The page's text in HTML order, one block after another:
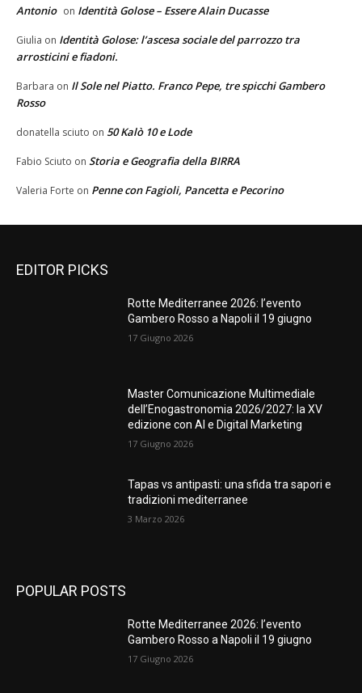
Antonio on Identità Golose – Essere Alain Ducasse
Giulia on Identità Golose: l’ascesa sociale del parrozzo tra
arrosticini e fiadoni.
Barbara on Il Sole nel Piatto. Franco Pepe, tre spicchi Gambero
Rosso
donatella sciuto on 50 Kalò 10 e Lode
Fabio Sciuto on Storia e Geografia della BIRRA
Valeria Forte on Penne con Fagioli, Pancetta e Pecorino
EDITOR PICKS
Rotte Mediterranee 2026: l’evento
Gambero Rosso a Napoli il 19 giugno
17 Giugno 2026
Master Comunicazione Multimediale
dell’Enogastronomia 2026/2027: la XV
edizione con AI e Digital Marketing
17 Giugno 2026
Tapas vs antipasti: una sfida tra sapori e
tradizioni mediterranee
3 Marzo 2026
POPULAR POSTS
Rotte Mediterranee 2026: l’evento
Gambero Rosso a Napoli il 19 giugno
17 Giugno 2026